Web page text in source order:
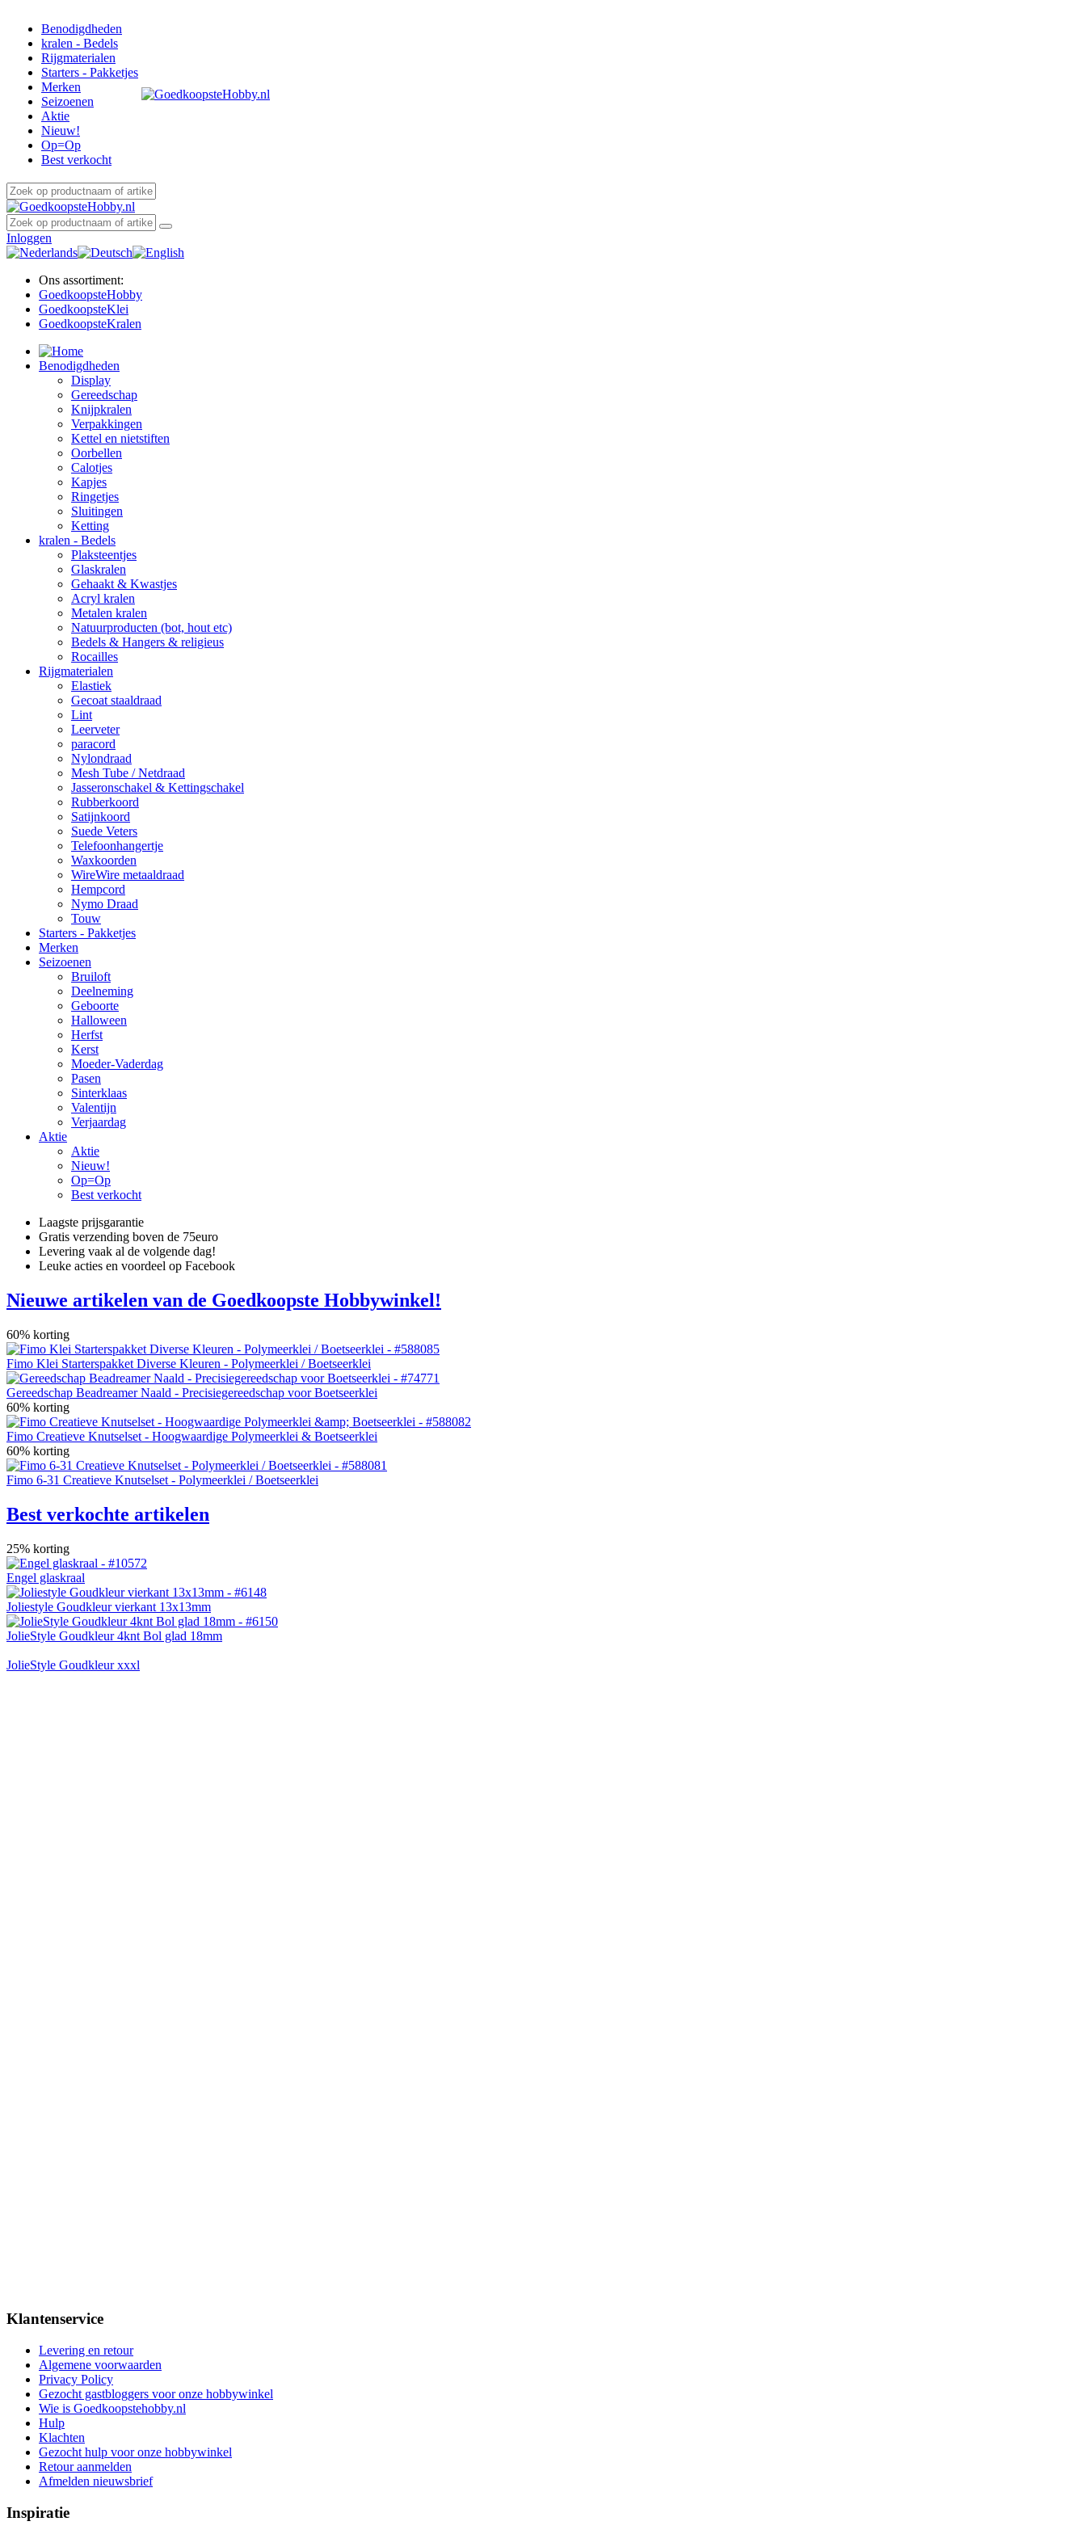
Benodigdheden
kralen - Bedels
Rijgmaterialen
Starters - Pakketjes
Merken
Seizoenen
Aktie
Nieuw!
Op=Op
Best verkocht
Inloggen
Ons assortiment:
GoedkoopsteHobby
GoedkoopsteKlei
GoedkoopsteKralen
Benodigdheden
Display
Gereedschap
Knijpkralen
Verpakkingen
Kettel en nietstiften
Oorbellen
Calotjes
Kapjes
Ringetjes
Sluitingen
Ketting
kralen - Bedels
Plaksteentjes
Glaskralen
Gehaakt & Kwastjes
Acryl kralen
Metalen kralen
Natuurproducten (bot, hout etc)
Bedels & Hangers & religieus
Rocailles
Rijgmaterialen
Elastiek
Gecoat staaldraad
Lint
Leerveter
paracord
Nylondraad
Mesh Tube / Netdraad
Jasseronschakel & Kettingschakel
Rubberkoord
Satijnkoord
Suede Veters
Telefoonhangertje
Waxkoorden
WireWire metaaldraad
Hempcord
Nymo Draad
Touw
Starters - Pakketjes
Merken
Seizoenen
Bruiloft
Deelneming
Geboorte
Halloween
Herfst
Kerst
Moeder-Vaderdag
Pasen
Sinterklaas
Valentijn
Verjaardag
Aktie
Aktie
Nieuw!
Op=Op
Best verkocht
Laagste prijsgarantie
Gratis verzending boven de 75euro
Levering vaak al de volgende dag!
Leuke acties en voordeel op Facebook
Nieuwe artikelen van de Goedkoopste Hobbywinkel!
60% korting
Fimo Klei Starterspakket Diverse Kleuren - Polymeerklei / Boetseerklei
Gereedschap Beadreamer Naald - Precisiegereedschap voor Boetseerklei
60% korting
Fimo Creatieve Knutselset - Hoogwaardige Polymeerklei & Boetseerklei
60% korting
Fimo 6-31 Creatieve Knutselset - Polymeerklei / Boetseerklei
Best verkochte artikelen
25% korting
Engel glaskraal
Joliestyle Goudkleur vierkant 13x13mm
JolieStyle Goudkleur 4knt Bol glad 18mm
JolieStyle Goudkleur xxxl
Klantenservice
Levering en retour
Algemene voorwaarden
Privacy Policy
Gezocht gastbloggers voor onze hobbywinkel
Wie is Goedkoopstehobby.nl
Hulp
Klachten
Gezocht hulp voor onze hobbywinkel
Retour aanmelden
Afmelden nieuwsbrief
Inspiratie